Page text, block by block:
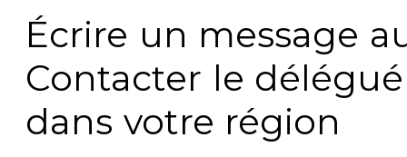
Écrire un message
Contacter le
dans votre région